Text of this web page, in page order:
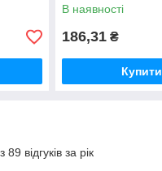
В наявності
186,31 ₴
Купити
відгуків за рік